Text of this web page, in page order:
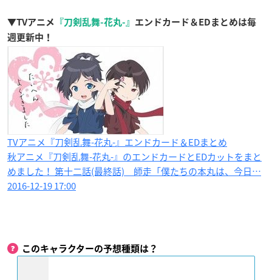
▼TVアニメ 『刀剣乱舞-花丸-』
エンドカード＆EDまとめは毎
週更新中！
TVアニメ『刀剣乱舞-花丸-』エンドカード＆EDまとめ
秋アニメ『刀剣乱舞-花丸-』のエンドカードとEDカットをまと
めました！ 第十二話(最終話) 師走「僕たちの本丸は、今日…
2016-12-19 17:00
このキャラクターの予想種類は？